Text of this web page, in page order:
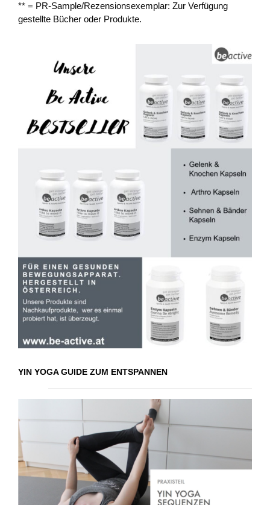
** = PR-Sample/Rezensionsexemplar: Zur Verfügung
gestellte Bücher oder Produkte.
YIN YOGA GUIDE ZUM ENTSPANNEN